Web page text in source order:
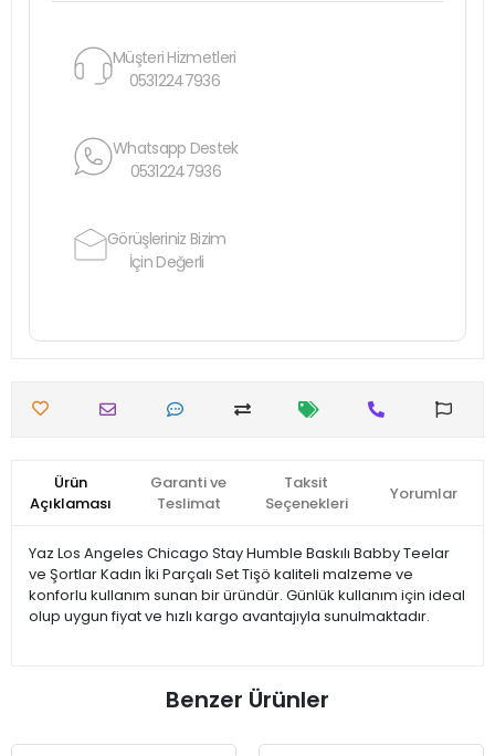
Müşteri Hizmetleri
05312247936
Whatsapp Destek
05312247936
Görüşleriniz Bizim
İçin Değerli
Ürün
Açıklaması
Garanti ve
Teslimat
Taksit
Seçenekleri
Yorumlar
Yaz Los Angeles Chicago Stay Humble Baskılı Babby Teelar
ve Şortlar Kadın İki Parçalı Set Tişö kaliteli malzeme ve
konforlu kullanım sunan bir üründür. Günlük kullanım için ideal
olup uygun fiyat ve hızlı kargo avantajıyla sunulmaktadır.
Benzer Ürünler